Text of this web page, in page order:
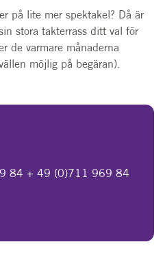
på lite mer spektakel? Då är
stora takterrass ditt val för
de varmare månaderna
möjlig på begäran).
84 + 49 (0)711 969 84